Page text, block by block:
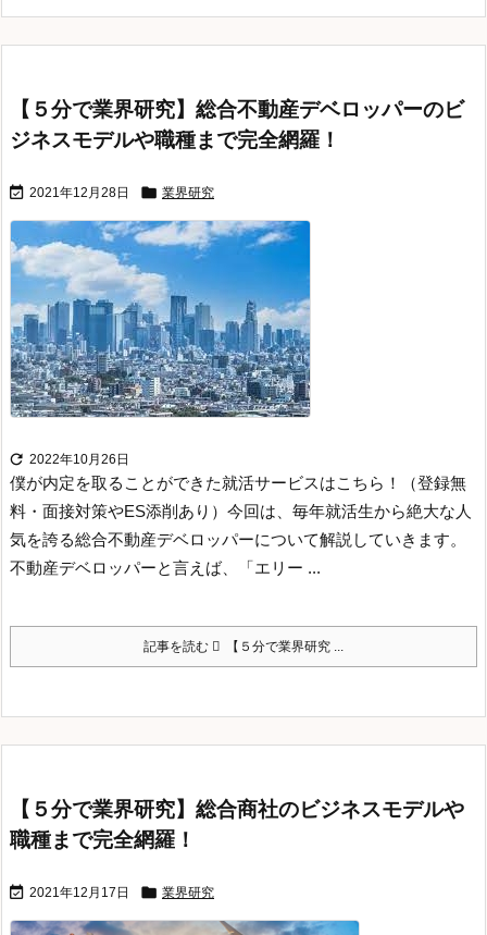
【５分で業界研究】総合不動産デベロッパーのビ
ジネスモデルや職種まで完全網羅！
 2021年12月28日  業界研究
 2022年10月26日
僕が内定を取ることができた就活サービスはこちら！（登録無
料・面接対策やES添削あり） 今回は、毎年就活生から絶大な人
気を誇る総合不動産デベロッパーについて解説していきます。
不動産デベロッパーと言えば、「エリー ...
記事を読む 【５分で業界研究 ...
【５分で業界研究】総合商社のビジネスモデルや
職種まで完全網羅！
 2021年12月17日  業界研究